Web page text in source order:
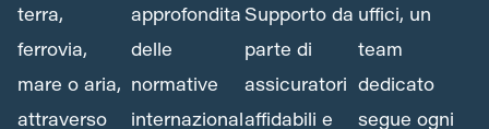
terra,
ferrovia,
mare o aria,
attraverso
approfondita
delle
normative
internazional
Supporto da
parte di
assicuratori
affidabili e
uffici, un
team
dedicato
segue ogni